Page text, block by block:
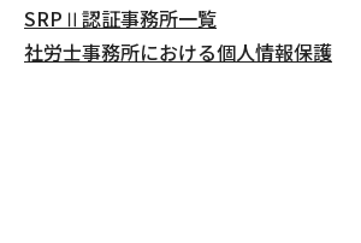
SRPⅡ認証事務所一覧
社労士事務所における個人情報保護